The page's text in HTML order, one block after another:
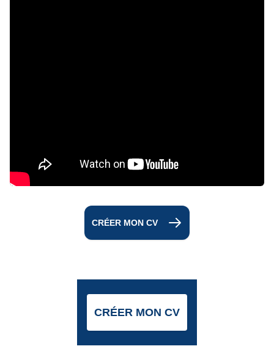
CRÉER MON CV
CRÉER MON CV